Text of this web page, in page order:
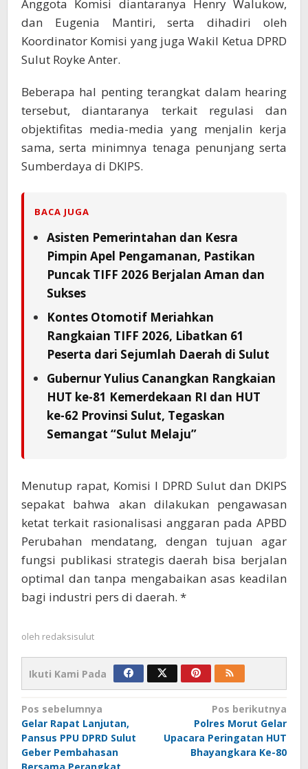
Anggota Komisi diantaranya Henry Walukow,
dan Eugenia Mantiri, serta dihadiri oleh
Koordinator Komisi yang juga Wakil Ketua DPRD
Sulut Royke Anter.
Beberapa hal penting terangkat dalam hearing
tersebut, diantaranya terkait regulasi dan
objektifitas media-media yang menjalin kerja
sama, serta minimnya tenaga penunjang serta
Sumberdaya di DKIPS.
BACA JUGA
Asisten Pemerintahan dan Kesra
Pimpin Apel Pengamanan, Pastikan
Puncak TIFF 2026 Berjalan Aman dan
Sukses
Kontes Otomotif Meriahkan
Rangkaian TIFF 2026, Libatkan 61
Peserta dari Sejumlah Daerah di Sulut
Gubernur Yulius Canangkan Rangkaian
HUT ke-81 Kemerdekaan RI dan HUT
ke-62 Provinsi Sulut, Tegaskan
Semangat “Sulut Melaju”
Menutup rapat, Komisi I DPRD Sulut dan DKIPS
sepakat bahwa akan dilakukan pengawasan
ketat terkait rasionalisasi anggaran pada APBD
Perubahan mendatang, dengan tujuan agar
fungsi publikasi strategis daerah bisa berjalan
optimal dan tanpa mengabaikan asas keadilan
bagi industri pers di daerah. *
oleh redaksisulut
Ikuti Kami Pada
Navigasi
pos
Pos sebelumnya
Gelar Rapat Lanjutan,
Pansus PPU DPRD Sulut
Geber Pembahasan
Pos berikutnya
Polres Morut Gelar
Upacara Peringatan HUT
Bhayangkara Ke-80